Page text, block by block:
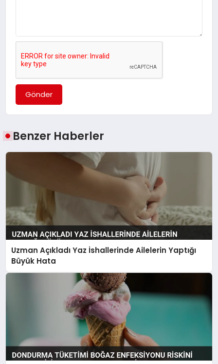
Gönder
Benzer Haberler
Uzman Açıkladı Yaz İshallerinde Ailelerin Yaptığı
Büyük Hata